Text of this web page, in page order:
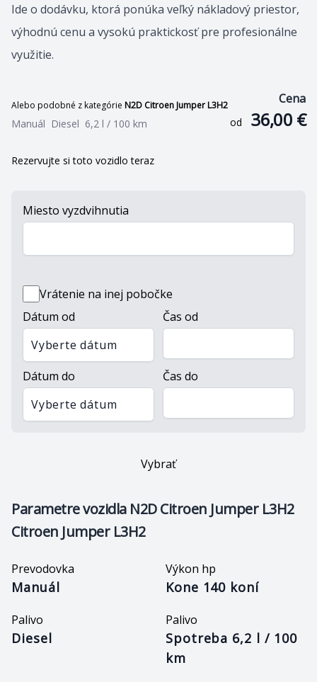
Ide o dodávku, ktorá ponúka veľký nákladový priestor,
výhodnú cenu a vysokú praktickosť pre profesionálne
využitie.
Alebo podobné z kategórie N2D Citroen Jumper L3H2
Manuál Diesel 6,2 l / 100 km
Cena
od 36,00 €
Rezervujte si toto vozidlo teraz
Miesto vyzdvihnutia
Vrátenie na inej pobočke
Dátum od
Vyberte dátum
Čas od
Dátum do
Vyberte dátum
Čas do
Vybrať
Parametre vozidla N2D Citroen Jumper L3H2
Citroen Jumper L3H2
Prevodovka
Manuál
Výkon hp
Kone 140 koní
Palivo
Diesel
Palivo
Spotreba 6,2 l / 100
km